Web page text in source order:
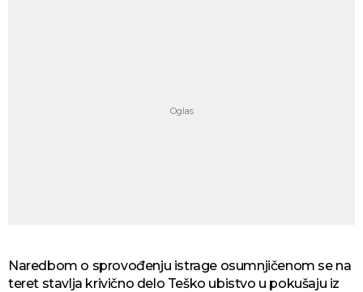
Naredbom o sprovođenju istrage osumnjičenom se na
teret stavlja krivično delo Teško ubistvo u pokušaju iz